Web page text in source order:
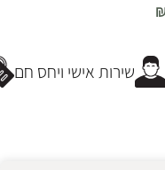
שירות אישי ויחס חם